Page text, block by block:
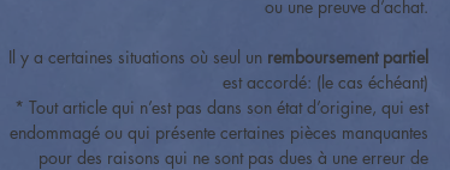
ou une preuve d’achat.
Il y a certaines situations où seul un remboursement partiel
est accordé: (le cas échéant)
* Tout article qui n’est pas dans son état d’origine, qui est
endommagé ou qui présente certaines pièces manquantes
pour des raisons qui ne sont pas dues à une erreur de